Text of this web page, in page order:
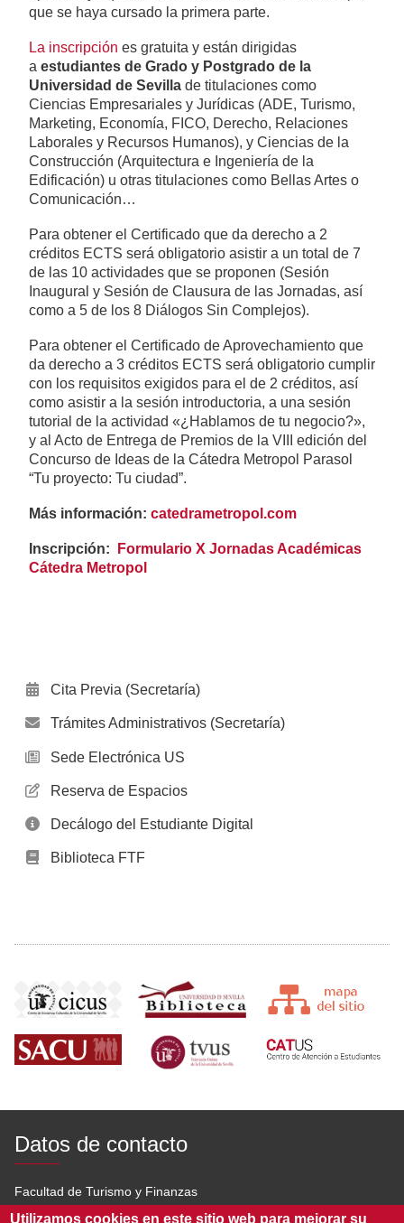
que se haya cursado la primera parte.
La inscripción es gratuita y están dirigidas
a estudiantes de Grado y Postgrado de la
Universidad de Sevilla de titulaciones como
Ciencias Empresariales y Jurídicas (ADE, Turismo,
Marketing, Economía, FICO, Derecho, Relaciones
Laborales y Recursos Humanos), y Ciencias de la
Construcción (Arquitectura e Ingeniería de la
Edificación) u otras titulaciones como Bellas Artes o
Comunicación…
Para obtener el Certificado que da derecho a 2
créditos ECTS será obligatorio asistir a un total de 7
de las 10 actividades que se proponen (Sesión
Inaugural y Sesión de Clausura de las Jornadas, así
como a 5 de los 8 Diálogos Sin Complejos).
Para obtener el Certificado de Aprovechamiento que
da derecho a 3 créditos ECTS será obligatorio cumplir
con los requisitos exigidos para el de 2 créditos, así
como asistir a la sesión introductoria, a una sesión
tutorial de la actividad «¿Hablamos de tu negocio?»,
y al Acto de Entrega de Premios de la VIII edición del
Concurso de Ideas de la Cátedra Metropol Parasol
“Tu proyecto: Tu ciudad”.
Más información: catedrametropol.com
Inscripción:
Formulario X Jornadas Académicas
Cátedra Metropol
Cita Previa (Secretaría)
Trámites Administrativos (Secretaría)
Sede Electrónica US
Reserva de Espacios
Decálogo del Estudiante Digital
Biblioteca FTF
Datos de contacto
Facultad de Turismo y Finanzas
Utilizamos cookies en este sitio web para mejorar su